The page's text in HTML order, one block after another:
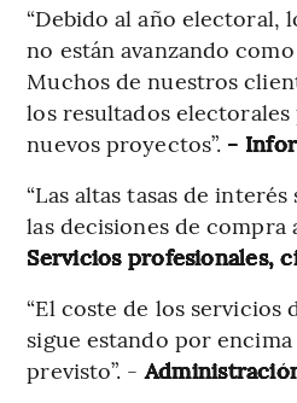
“Debido al año electoral,
no están avanzando
Muchos de nuestros
los resultados
nuevos proyectos”. -
“Las altas tasas de
las decisiones de compra
Servicios profesionales,
“El coste de los servicios
sigue estando por
previsto”. -